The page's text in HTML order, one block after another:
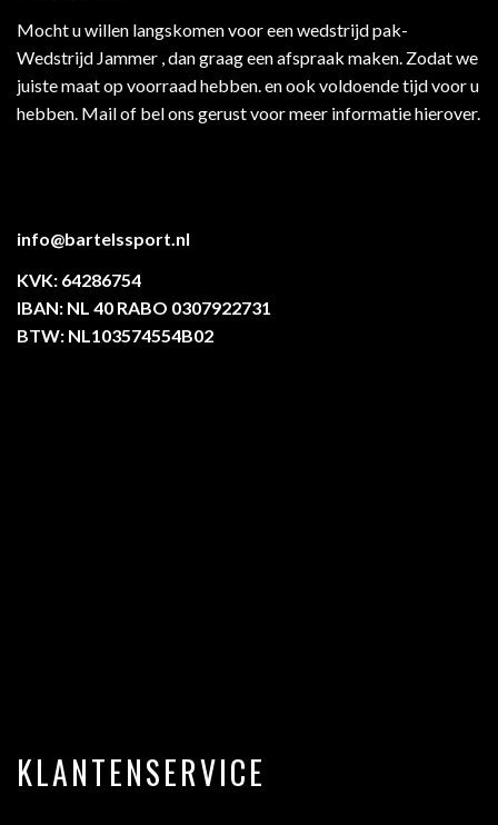
Mocht u willen langskomen voor een wedstrijd pak-
Wedstrijd Jammer , dan graag een afspraak maken. Zodat we
juiste maat op voorraad hebben. en ook voldoende tijd voor u
hebben. Mail of bel ons gerust voor meer informatie hierover.
info@bartelssport.nl
KVK: 64286754
IBAN: NL 40 RABO 0307922731
BTW: NL103574554B02
KLANTENSERVICE